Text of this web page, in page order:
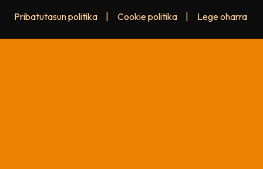
Pribatutasun politika Cookie politika Lege oharra